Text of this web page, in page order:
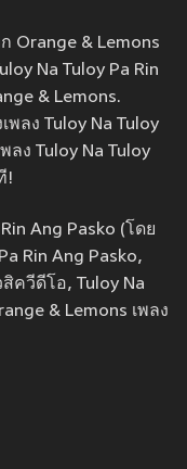
Orange & Lemons
Na Tuloy Pa Rin
& Lemons.
ลง Tuloy Na Tuloy
ลง Tuloy Na Tuloy
!
Ang Pasko (โดย
Rin Ang Pasko,
สิควีดีโอ, Tuloy Na
& Lemons เพลง